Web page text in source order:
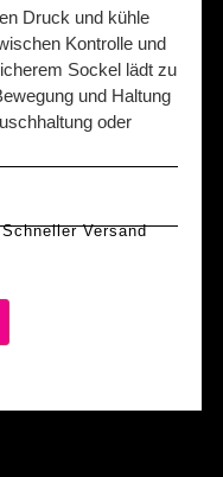
Druck und kühle
Kontrolle und
Sockel lädt zu
und Haltung
oder
Schneller Versand